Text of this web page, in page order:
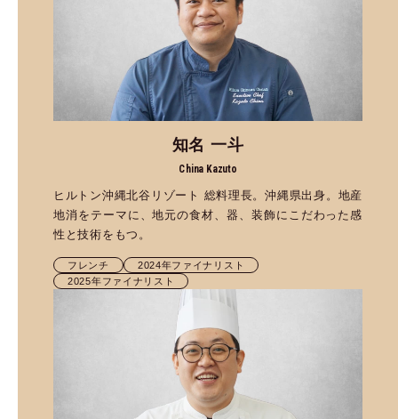
知名 一斗
China Kazuto
ヒルトン沖縄北谷リゾート 総料理長。沖縄県出身。地産
地消をテーマに、地元の食材、器、装飾にこだわった感
性と技術をもつ。
フレンチ
2024年ファイナリスト
2025年ファイナリスト